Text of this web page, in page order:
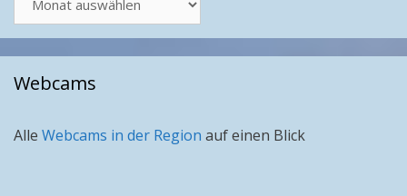
nach
Monat
Webcams
Alle Webcams in der Region auf einen Blick